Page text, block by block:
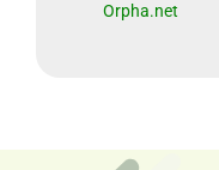
Orpha.net